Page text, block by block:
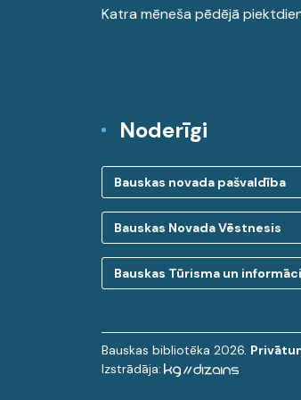
Katra mēneša pēdējā
Noderīgi
Bauskas novada pašvaldība
Bauskas Novada Vēstnesis
Bauskas Tūrisma un
Bauskas bibliotēka 2026.
Izstrādāja: